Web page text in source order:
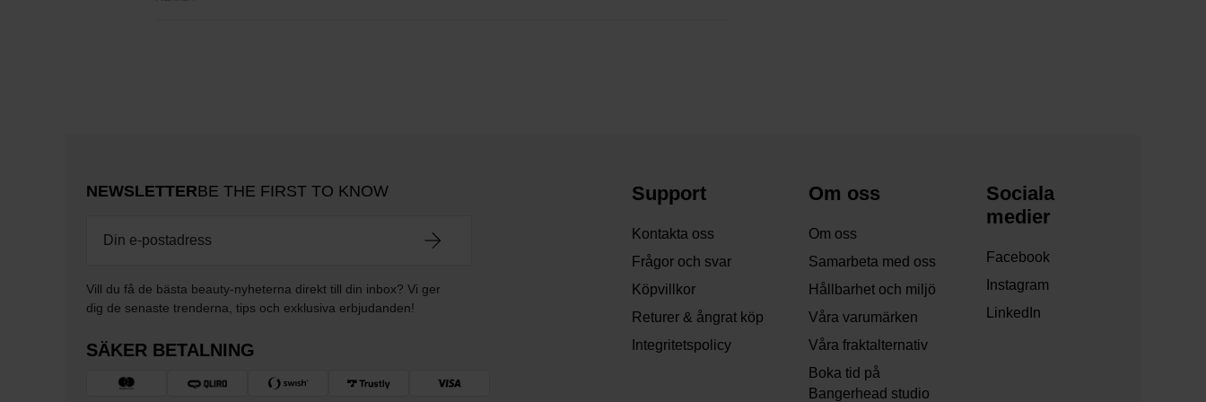
NEWSLETTERBE THE FIRST TO KNOW
Vill du få de bästa beauty-nyheterna direkt till din inbox? Vi ger
dig de senaste trenderna, tips och exklusiva erbjudanden!
SÄKER BETALNING
Support
Kontakta oss
Frågor och svar
Köpvillkor
Returer & ångrat köp
Integritetspolicy
Om oss
Om oss
Samarbeta med oss
Hållbarhet och miljö
Våra varumärken
Våra fraktalternativ
Boka tid på
Bangerhead studio
Sociala
medier
Facebook
Instagram
LinkedIn